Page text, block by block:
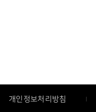
개인정보처리방침